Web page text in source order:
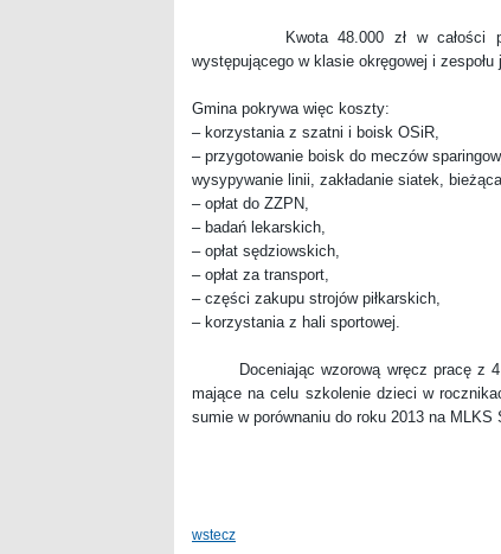
Kwota 48.000 zł w całości
występującego w klasie okręgowej i zespołu
Gmina pokrywa więc koszty:
– korzystania z szatni i boisk OSiR,
– przygotowanie boisk do meczów
wysypywanie linii, zakładanie siatek,
– opłat do ZZPN,
– badań lekarskich,
– opłat sędziowskich,
– opłat za transport,
– części zakupu strojów piłkarskich,
– korzystania z hali sportowej.
Doceniając wzorową wręcz pracę z 4
mające na celu szkolenie dzieci w
sumie w porównaniu do roku 2013 na MLKS
wstecz